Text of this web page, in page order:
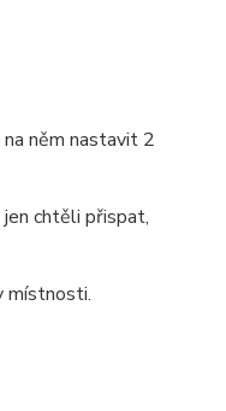
něm nastavit 2
chtěli přispat,
místnosti.